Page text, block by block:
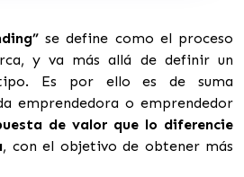
se define como el proceso
y va más allá de definir un
Es por ello es de suma
emprendedora o emprendedor
de valor que lo diferencie
, con el objetivo de obtener más